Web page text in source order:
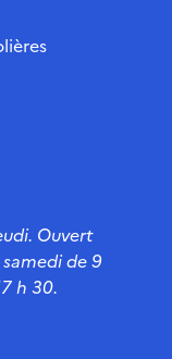
Ouvert
de 9
h 30.